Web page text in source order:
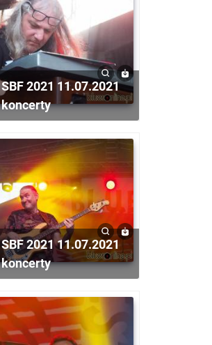
SBF 2021 11.07.2021
koncerty
SBF 2021 11.07.2021
koncerty